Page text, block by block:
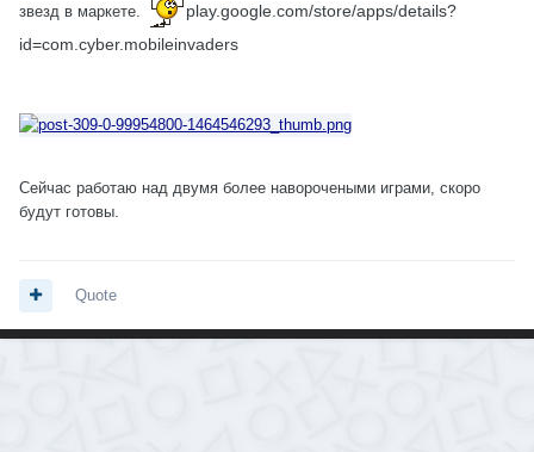
звезд в маркете.
play.google.com/store/apps/details?
id=com.cyber.mobileinvaders
Сейчас работаю над двумя более наворочеными играми, скоро
будут готовы.
Quote